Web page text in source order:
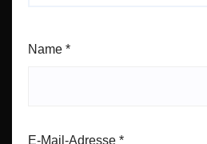
Name *
E-Mail-Adresse *